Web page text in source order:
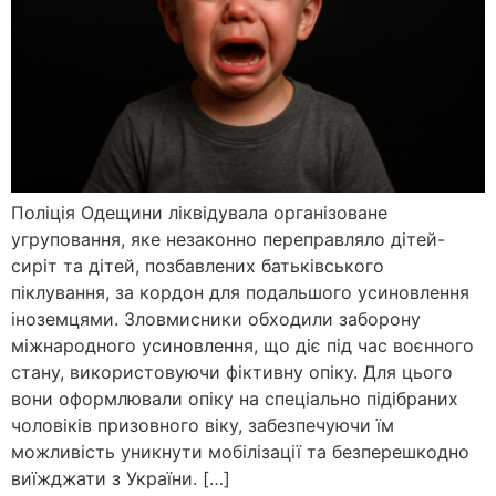
Поліція Одещини ліквідувала організоване
угруповання, яке незаконно переправляло дітей-
сиріт та дітей, позбавлених батьківського
піклування, за кордон для подальшого усиновлення
іноземцями. Зловмисники обходили заборону
міжнародного усиновлення, що діє під час воєнного
стану, використовуючи фіктивну опіку. Для цього
вони оформлювали опіку на спеціально підібраних
чоловіків призовного віку, забезпечуючи їм
можливість уникнути мобілізації та безперешкодно
виїжджати з України. […]